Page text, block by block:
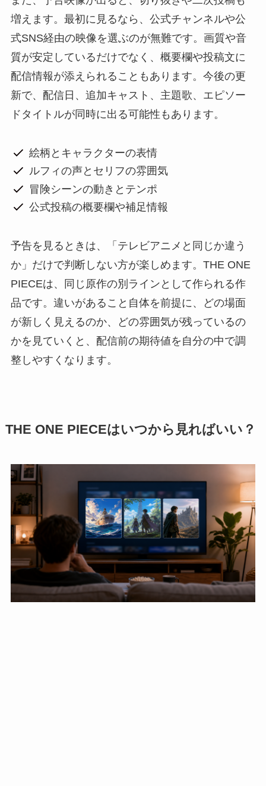
増えます。最初に見るなら、公式チャンネルや公
式SNS経由の映像を選ぶのが無難です。画質や音
質が安定しているだけでなく、概要欄や投稿文に
配信情報が添えられることもあります。今後の更
新で、配信日、追加キャスト、主題歌、エピソー
ドタイトルが同時に出る可能性もあります。
絵柄とキャラクターの表情
ルフィの声とセリフの雰囲気
冒険シーンの動きとテンポ
公式投稿の概要欄や補足情報
予告を見るときは、「テレビアニメと同じか違う
か」だけで判断しない方が楽しめます。THE ONE
PIECEは、同じ原作の別ラインとして作られる作
品です。違いがあること自体を前提に、どの場面
が新しく見えるのか、どの雰囲気が残っているの
かを見ていくと、配信前の期待値を自分の中で調
整しやすくなります。
THE ONE PIECEはいつから見ればいい？